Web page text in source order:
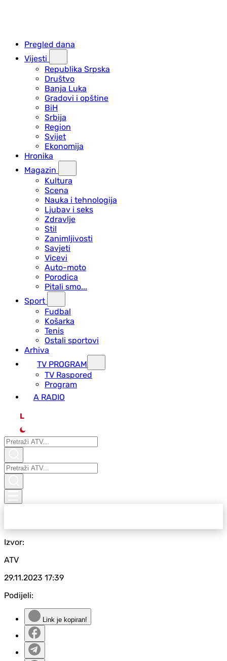
Pregled dana
Vijesti
Republika Srpska
Društvo
Banja Luka
Gradovi i opštine
BiH
Srbija
Region
Svijet
Ekonomija
Hronika
Magazin
Kultura
Scena
Nauka i tehnologija
Ljubav i seks
Zdravlje
Stil
Zanimljivosti
Savjeti
Vicevi
Auto-moto
Porodica
Pitali smo...
Sport
Fudbal
Košarka
Tenis
Ostali sportovi
Arhiva
TV PROGRAM
ТV Raspored
Program
A RADIO
L
Izvor:
ATV
29.11.2023 17:39
Podijeli:
Link je kopiran!